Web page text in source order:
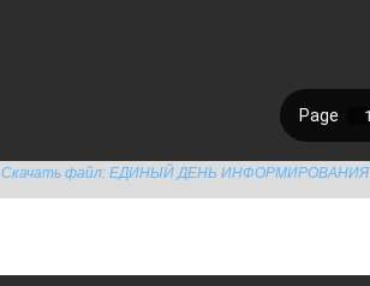
Скачать файл: ЕДИНЫЙ ДЕНЬ ИНФОРМИРОВАНИЯ